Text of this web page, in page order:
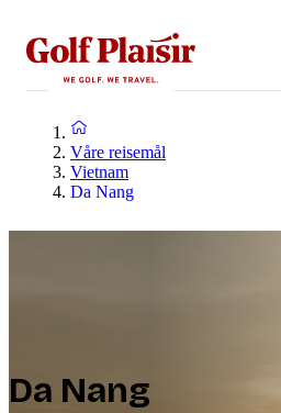
Våre reisemål
Vietnam
Da Nang
Da Nang